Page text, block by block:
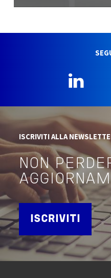
ISCRIVITI ALLA
NON
ISCRIVITI